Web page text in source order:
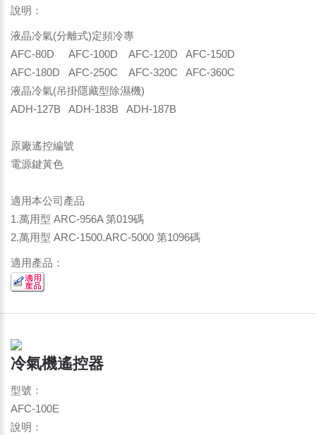
說明：
液晶冷氣(分離式)定頻冷專
AFC-80D AFC-100D AFC-120D AFC-150D
AFC-180D AFC-250C AFC-320C AFC-360C
液晶冷氣(吊掛隱藏型除濕機)
ADH-127B ADH-183B ADH-187B
原廠遙控編號
電源鍵黃色
適用本公司產品
1.萬用型 ARC-956A 第019碼
2.萬用型 ARC-1500.ARC-5000 第1096碼
適用產品：
冷氣機遙控器
型號：
AFC-100E
說明：